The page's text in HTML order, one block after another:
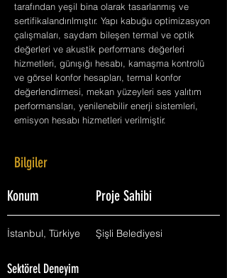
tarafından yeşil bina olarak tasarlanmış ve
sertifikalandırılmıştır. Yapı kabuğu optimizasyon
çalışmaları, saydam bileşen termal ve optik
değerleri ve akustik performans değerleri
hizmetleri, günışığı hesabı, kamaşma kontrolü
ve görsel konfor hesapları, termal konfor
değerlendirmesi, mekan yüzeyleri ses yalıtım
performansları, yenilenebilir enerji sistemleri,
emisyon hesabı hizmetleri verilmiştir.
Bilgiler
Konum Proje Sahibi
İstanbul, Türkiye Şişli Belediyesi
Sektörel Deneyim